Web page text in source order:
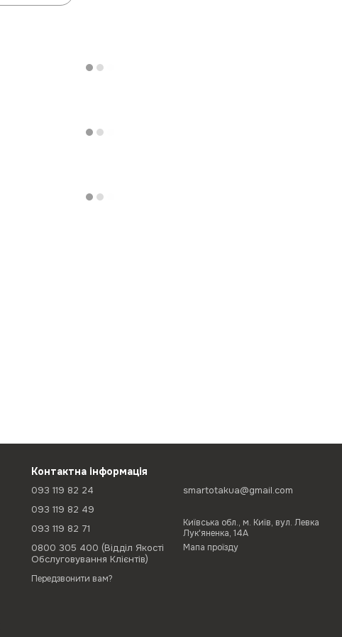
Контактна інформація
093 119 82 24
093 119 82 49
093 119 82 71
0800 305 400 (Відділ Якості
Обслуговування Клієнтів)
Передзвонити вам?
smartotakua@gmail.com
Київська обл., м. Київ, вул. Левка
Лук'яненка, 14А
Мапа проїзду